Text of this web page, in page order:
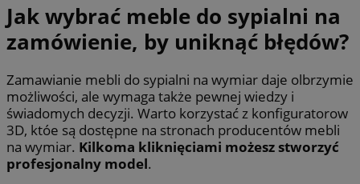
Jak wybrać meble do sypialni na
zamówienie, by uniknąć błędów?
Zamawianie mebli do sypialni na wymiar daje olbrzymie
możliwości, ale wymaga także pewnej wiedzy i
świadomych decyzji. Warto korzystać z konfiguratorow
3D, któe są dostępne na stronach producentów mebli
na wymiar. Kilkoma kliknięciami możesz stworzyć
profesjonalny model.